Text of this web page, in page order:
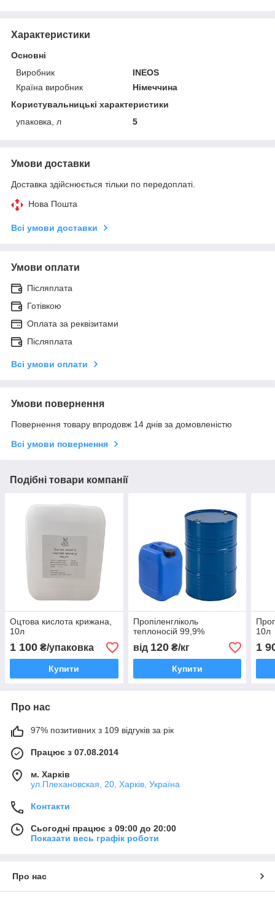
Характеристики
Основні
Виробник
INEOS
Країна виробник
Німеччина
Користувальницькі характеристики
упаковка, л
5
Умови доставки
Доставка здійснюється тільки по передоплаті.
Нова Пошта
Всі умови доставки
Умови оплати
Післяплата
Готівкою
Оплата за реквізитами
Післяплата
Всі умови оплати
Умови повернення
Повернення товару впродовж 14 днів за домовленістю
Всі умови повернення
Подібні товари компанії
Оцтова кислота крижана,
10л
1 100 ₴/упаковка
Купити
Пропіленгліколь
теплоносій 99,9%
від 120₴/кг
Купити
10л
1
Про нас
97% позитивних з 109 відгуків за рік
Працює з 07.08.2014
м. Харків
ул.Плехановская, 20, Харків, Україна
Контакти
Сьогодні працює з 09:00 до 20:00
Показати весь графік роботи
Про нас